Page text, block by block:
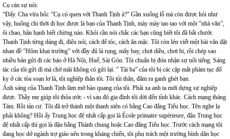
Cụ cán sự nói:
“Đấy. Cha vừa hỏi: ”Cụ có quen với Thanh Tịnh à?” Gần xuống lỗ mà còn được hỏi như
vậy, huống chi thời đi học được là bạn của Thanh Tịnh, mày mày tao tao với một ”nhà văn”,
ôi chao, hân hạnh biết chừng nào. Khỏi cần nói chắc các bạn cũng biết tôi đã bắt chước
Thanh Tịnh từng dáng đi, điệu nói, cách để tóc, cách ăn mặc. Tôi còn lén viết một bài văn đặt
nhan đề ”Hôm khai trường” với đầy đủ lá rụng, mây bay, chơi diều, chơi bi, rồi chép sao
nhiều bản gửi đi các báo ở Hà Nội, Huế, Sài Gòn. Tôi chuẩn bị đón nhận sự nổi tiếng. Sáng
tác của tôi gửi đi mà chờ mãi không có gửi lại. ” Tài ba” của tôi bị các cặp mắt phàm tục đố
kỵ ở các tòa soạn lơ là, tội nghiệp thân tôi. Tôi tủi thân, đâm ra ganh ghét bạn.
Ánh sáng của Thanh Tịnh làm mờ hào quang của tôi. Phải xa anh ta mới dựng sự nghiệp
được. Thầy mẹ giúp tôi thỏa ước - vì sau đó gia đình tôi dời đến tỉnh khác. Cách mạng tháng
Tám. Rồi tản cư. Tôi đã trở thành một thanh niên có bằng Cao đẳng Tiểu học. Tên nghe lạ
phải không? Hồi ấy Trung học đệ nhất cấp gọi là École primaire supérieure, đậu Trung học
đệ nhất cấp thì gọi là đậu bằng Thành chung hoặc Cao đẳng Tiểu học. Trước cách mạng tôi
đang học dở ngành trợ giáo nên trong kháng chiến, tôi phụ trách một trường bình dân học